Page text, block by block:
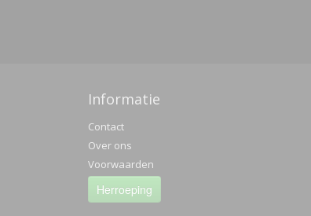
Informatie
Contact
Over ons
Voorwaarden
Herroeping